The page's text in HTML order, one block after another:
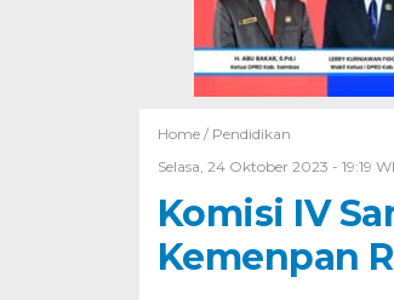
Home / Pendidikan
Selasa, 24 Oktober 2023 - 19:19
Komisi IV
Kemenpan